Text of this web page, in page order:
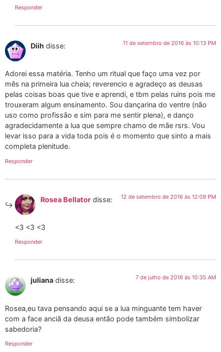
Responder
Diih disse: 11 de setembro de 2016 às 10:13 PM
Adorei essa matéria. Tenho um ritual que faço uma vez por
mês na primeira lua cheia; reverencio e agradeço as deusas
pelas coisas boas que tive e aprendi, e tbm pelas ruins pois me
trouxeram algum ensinamento. Sou dançarina do ventre (não
uso como profissão e sim para me sentir plena), e danço
agradecidamente a lua que sempre chamo de mãe rsrs. Vou
levar isso para a vida toda pois é o momento que sinto a mais
completa plenitude.
Responder
Rosea Bellator disse: 12 de setembro de 2016 às 12:09 PM
<3 <3 <3
Responder
juliana disse: 7 de julho de 2016 às 10:35 AM
Rosea,eu tava pensando aqui se a lua minguante tem haver
com a face anciã da deusa então pode também simbolizar
sabedoria?
Responder